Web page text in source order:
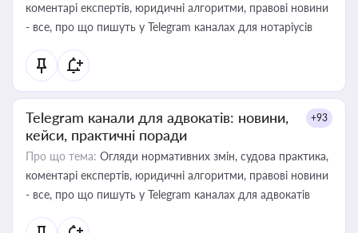
коментарі експертів, юридичні алгоритми, правові новини
- все, про що пишуть у Telegram каналах для нотаріусів
Telegram канали для адвокатів: новини,
кейси, практичні поради
+93
Про що тема: Огляди нормативних змін, судова практика,
коментарі експертів, юридичні алгоритми, правові новини
- все, про що пишуть у Telegram каналах для адвокатів